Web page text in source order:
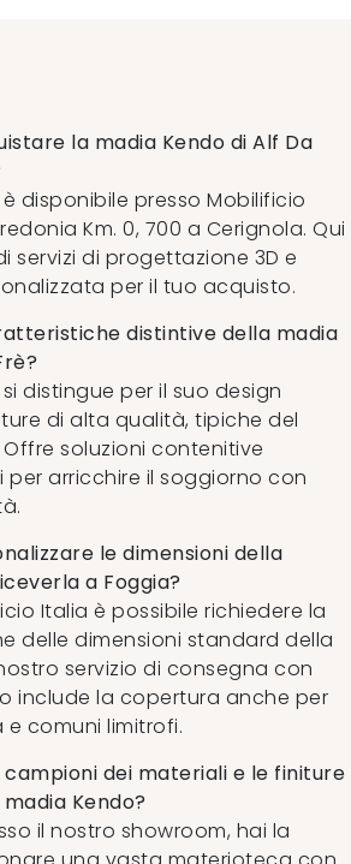
la madia Kendo di Alf Da
disponibile presso Mobilificio
Km. 0, 700 a Cerignola. Qui
servizi di progettazione 3D e
per il tuo acquisto.
distintive della madia
distingue per il suo design
di alta qualità, tipiche del
Offre soluzioni contenitive
per arricchire il soggiorno con
le dimensioni della
a Foggia?
Italia è possibile richiedere la
delle dimensioni standard della
servizio di consegna con
include la copertura anche per
comuni limitrofi.
campioni dei materiali e le finiture
Kendo?
il nostro showroom, hai la